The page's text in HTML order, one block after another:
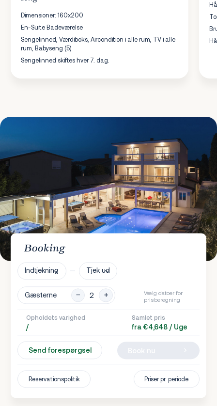
Dimensioner: 160x200
En-Suite Badeværelse
Sengelinned, Værdiboks, Aircondition i alle rum, TV i alle
rum, Babyseng (5)
Sengelinned skiftes hver 7. dag.
Booking
Indtjekning Tjek ud
Gæsterne
Vælg datoer for
prisberegning
Opholdets varighed
/
Samlet pris
fra €4,648 / Uge
Send forespørgsel
Reservationspolitik Priser pr. periode